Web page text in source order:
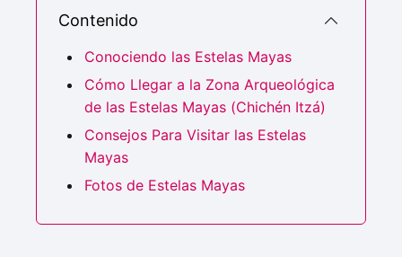
Contenido
Conociendo las Estelas Mayas
Cómo Llegar a la Zona Arqueológica
de las Estelas Mayas (Chichén Itzá)
Consejos Para Visitar las Estelas
Mayas
Fotos de Estelas Mayas